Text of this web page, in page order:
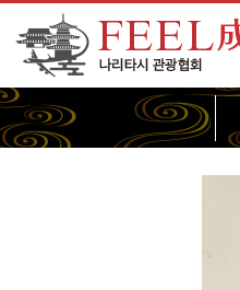
FEEL 나리타 나리타시 관광협회